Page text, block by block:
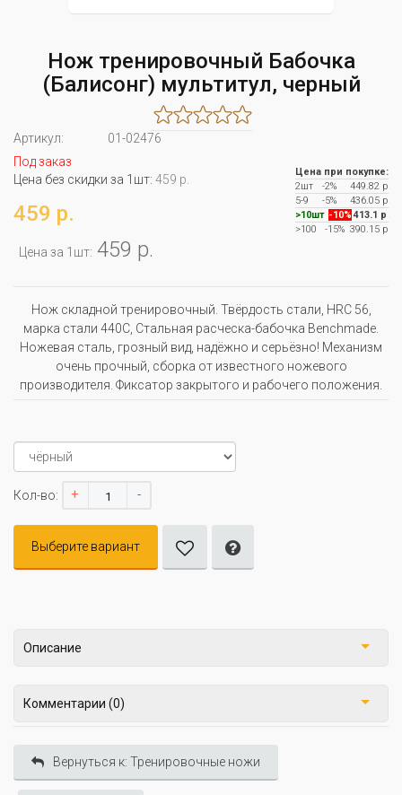
Нож тренировочный Бабочка
(Балисонг) мультитул, черный
Артикул:
01-02476
Под заказ
Цена без скидки за 1шт: 459 р.
459 р.
Цена за 1шт: 459 р.
Цена при покупке:
2шт
-2%
449.82 р
5-9
-5%
436.05 р
>10шт -10% 413.1 р
>100
-15% 390.15 р
Нож складной тренировочный. Твёрдость стали, HRC 56,
марка стали 440C, Стальная расческа-бабочка Benchmade.
Ножевая сталь, грозный вид, надёжно и серьёзно! Механизм
очень прочный, сборка от известного ножевого
производителя. Фиксатор закрытого и рабочего положения.
Кол-во: + -
Выберите вариант
Описание
Комментарии (0)
Вернуться к: Тренировочные ножи